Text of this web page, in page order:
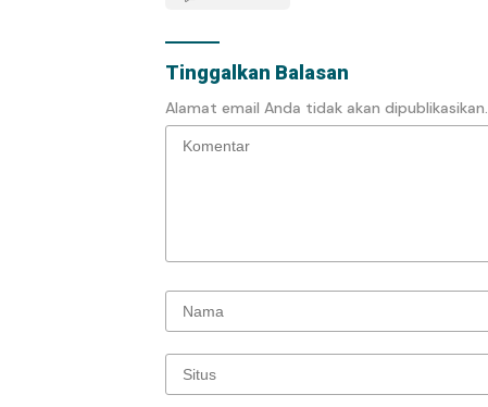
Tinggalkan Balasan
Alamat email Anda tidak akan dipublikasikan.